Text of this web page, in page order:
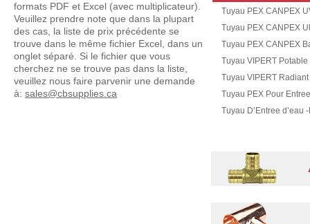
formats PDF et Excel (avec multiplicateur).
Veuillez prendre note que dans la plupart
des cas, la liste de prix précédente se
trouve dans le même fichier Excel, dans un
onglet séparé. Si le fichier que vous
cherchez ne se trouve pas dans la liste,
veuillez nous faire parvenir une demande
à: sales@cbsupplies.ca
Tuyau PEX CANPEX
Tuyau PEX CANPEX
Tuyau PEX CANPEX
Tuyau VIPERT Potable
Tuyau VIPERT Radiant
Tuyau PEX Pour
Tuyau D’Entree d’eau